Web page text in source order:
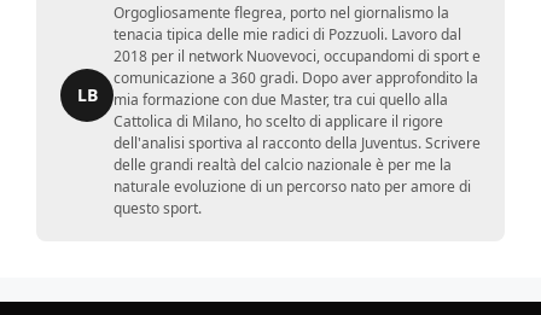
LB
Orgogliosamente flegrea, porto nel giornalismo la
tenacia tipica delle mie radici di Pozzuoli. Lavoro dal
2018 per il network Nuovevoci, occupandomi di sport e
comunicazione a 360 gradi. Dopo aver approfondito la
mia formazione con due Master, tra cui quello alla
Cattolica di Milano, ho scelto di applicare il rigore
dell'analisi sportiva al racconto della Juventus. Scrivere
delle grandi realtà del calcio nazionale è per me la
naturale evoluzione di un percorso nato per amore di
questo sport.